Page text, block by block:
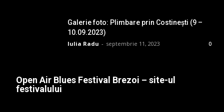
Galerie foto: Plimbare prin Costinești (9 –
10.09.2023)
Iulia Radu - septembrie 11, 2023 0
Open Air Blues Festival Brezoi – site-ul
festivalului